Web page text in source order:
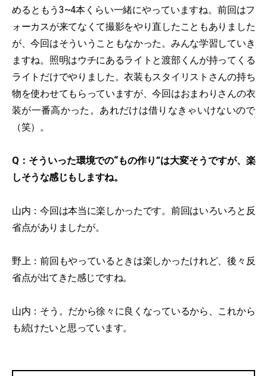
めるともう3~4本くらい一緒にやっていますね。前回はフ
ォーカスが来てなくて撮影をやり直したこともありました
が、今回はそういうこともなかった。みんな学習していき
ますね。照明はウチにあるライトと渡部くんが持ってくる
ライトだけでやりました。衣装もスタイリストさんの持ち
物を使わせてもらっていますが、今回はおまわりさんの衣
装が一番高かった。あれだけは借りなきゃいけないので
（笑）。
Q：そういった環境での“もの作り”は大変そうですが、楽
しそうな感じもしますね。
山内：今回は本当に楽しかったです。前回はいろいろと反
省点がありましたが。
野上：前回もやっているときは楽しかったけれど、後々反
省点が出てきた感じですね。
山内：そう。だから徐々に良くなっているから、これから
も続けたいと思っています。